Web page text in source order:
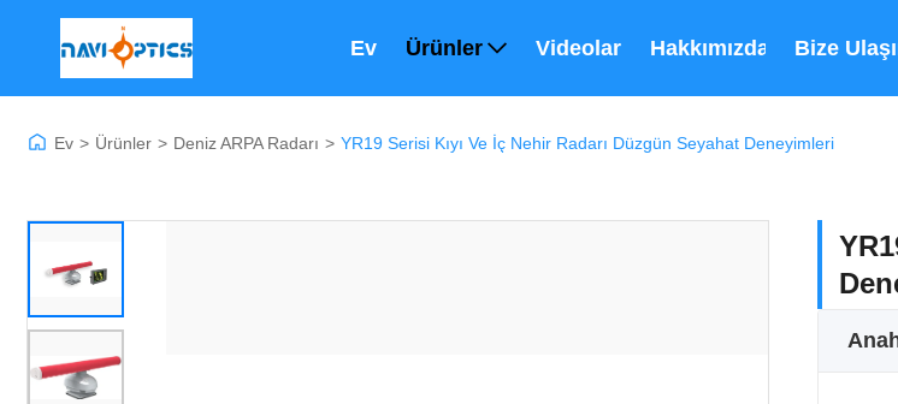
Ev Ürünler Videolar Hakkımızda Bize
Ev > Ürünler > Deniz ARPA Radarı > YR19 Serisi Kıyı Ve İç Nehir Radarı Düzgün Seyahat Deneyimleri